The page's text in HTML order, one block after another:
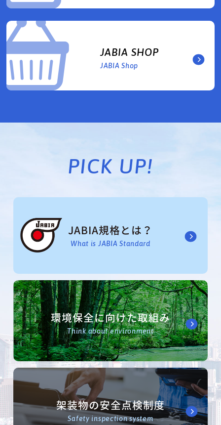
JABIA SHOP
JABIA Shop
PICK UP!
JABIA規格とは？
What is JABIA Standard
環境保全に向けた取組み
Think about environment
架装物の安全点検制度
Safety inspection system